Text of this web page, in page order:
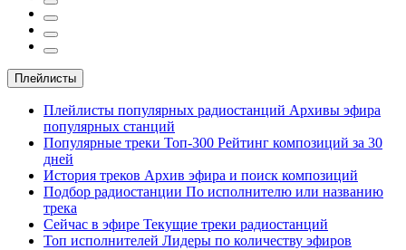
Плейлисты
Плейлисты популярных радиостанций Архивы эфира
популярных станций
Популярные треки Топ-300 Рейтинг композиций за 30
дней
История треков Архив эфира и поиск композиций
Подбор радиостанции По исполнителю или названию
трека
Сейчас в эфире Текущие треки радиостанций
Топ исполнителей Лидеры по количеству эфиров